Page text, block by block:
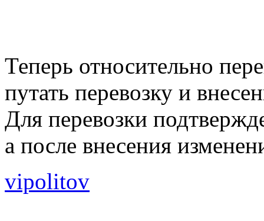
Теперь относительно
путать перевозку и
Для перевозки
а после внесения
vipolitov